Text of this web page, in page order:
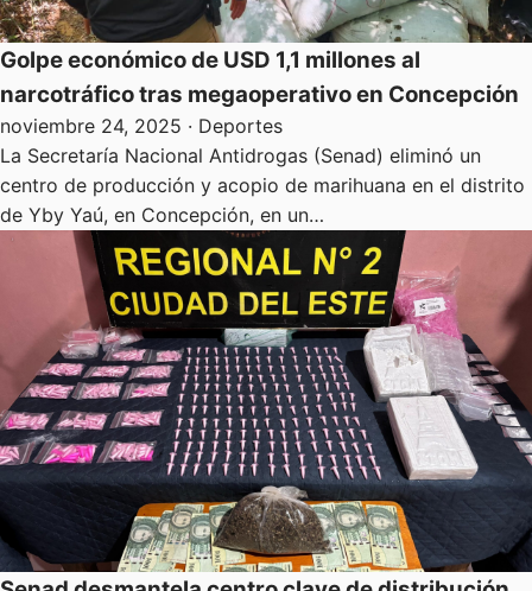
Golpe económico de USD 1,1 millones al
narcotráfico tras megaoperativo en Concepción
noviembre 24, 2025 · Deportes
La Secretaría Nacional Antidrogas (Senad) eliminó un
centro de producción y acopio de marihuana en el distrito
de Yby Yaú, en Concepción, en un…